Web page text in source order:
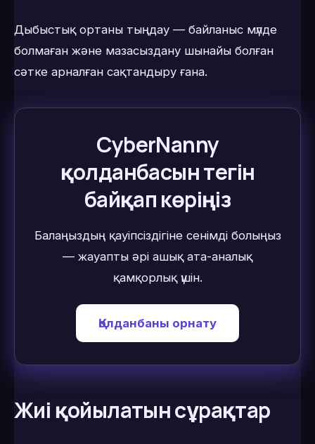
Дыбыстық ортаны тыңдау — байланыс мүлде
болмаған және мазасыздану шынайы болған
сәтке арналған сақтандыру ғана.
CyberNanny
қолданбасын тегін
байқап көріңіз
Балаңыздың қауіпсіздігіне сенімді болыңыз
— жауапты әрі ашық ата-аналық
қамқорлық үшін.
Қолданбаны орнату
Жиі қойылатын сұрақтар